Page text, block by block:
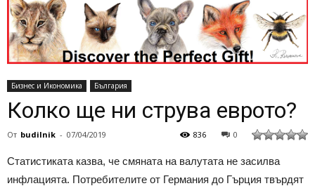
Бизнес и Икономика България
Колко ще ни струва еврото?
От budilnik - 07/04/2019 0
836
Статистиката казва, че смяната на валутата не засилва
инфлацията. Потребителите от Германия до Гърция твърдят